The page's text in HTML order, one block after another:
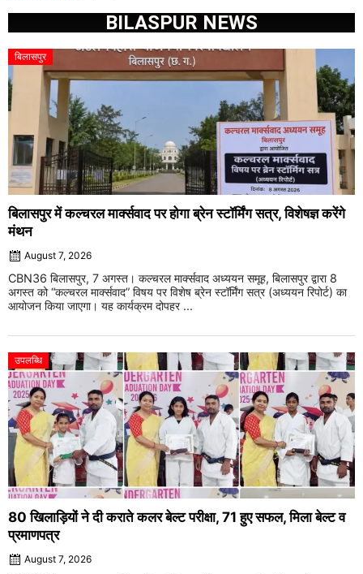
BILASPUR NEWS
बिलासपुर
बिलासपुर में कल्चरल मार्क्सवाद पर होगा ब्रेन स्टॉर्मिंग सत्र, विशेषज्ञ करेंगे
मंथन
August 7, 2026
CBN36 बिलासपुर, 7 अगस्त। कल्चरल मार्क्सवाद अध्ययन समूह, बिलासपुर द्वारा 8
अगस्त को “कल्चरल मार्क्सवाद” विषय पर विशेष ब्रेन स्टॉर्मिंग सत्र (अध्ययन रिपोर्ट) का
आयोजन किया जाएगा। यह कार्यक्रम दोपहर ...
उपलब्धि
80 खिलाड़ियों ने दी कराते कलर बेल्ट परीक्षा, 71 हुए सफल, मिला बेल्ट व
प्रमाणपत्र
August 7, 2026